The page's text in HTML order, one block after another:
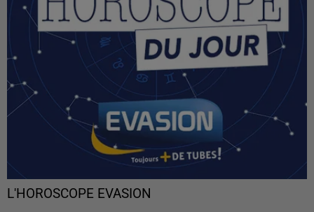
L'HOROSCOPE EVASION